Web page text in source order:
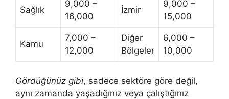
Sağlık
9,000 –
16,000
İzmir
9,000 –
15,000
Kamu
7,000 –
12,000
Diğer
Bölgeler
6,000 –
10,000
Gördüğünüz gibi, sadece sektöre göre değil,
aynı zamanda yaşadığınız veya çalıştığınız